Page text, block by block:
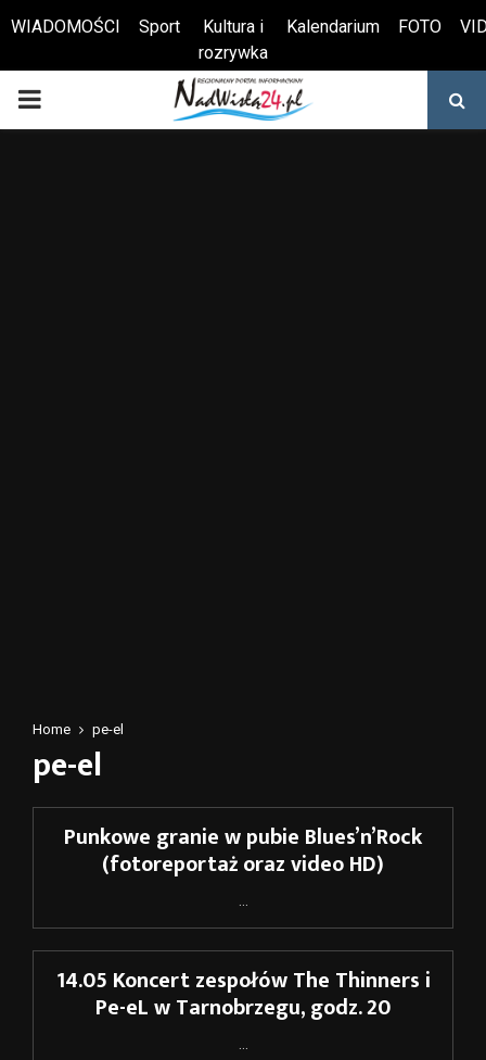
Otwórz pasek narzędzi
WIADOMOŚCI Sport
Kultura i
rozrywka
Kalendarium FOTO
PRIMARY
Home pe-el
pe-el
Punkowe granie w pubie Blues’n’Rock
(fotoreportaż oraz video HD)
14.05 Koncert zespołów The Thinners i
Pe-eL w Tarnobrzegu, godz. 20